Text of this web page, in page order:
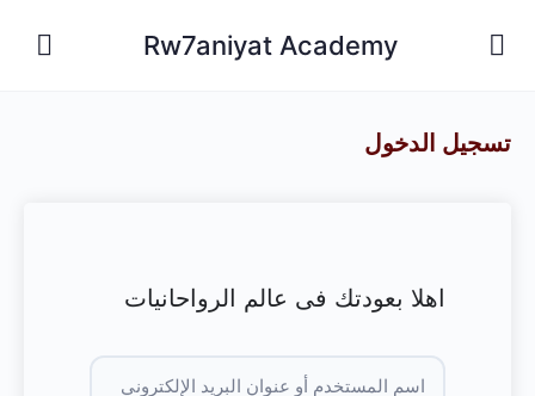
Rw7aniyat Academy
تسجيل الدخول
اهلا بعودتك فى عالم الرواحانيات